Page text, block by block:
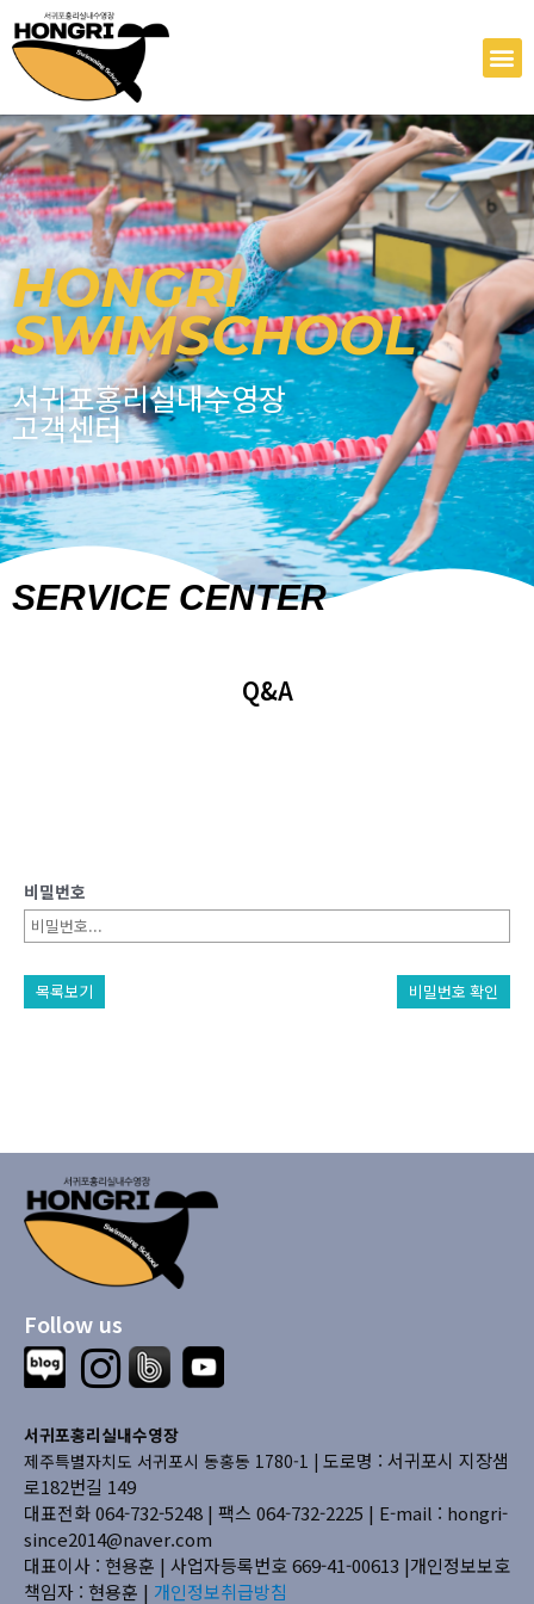
텐
건
너
뛰
기
HONGRI
SWIMSCHOOL
서귀포홍리실내수영장
고객센터
SERVICE CENTER
Q&A
비밀번호
목록보기 비밀번호 확인
Follow us
서귀포홍리실내수영장
제주특별자치도 서귀포시 동홍동 1780-1 | 도로명 : 서귀포시 지장샘
로182번길 149
대표전화 064-732-5248 | 팩스 064-732-2225 | E-mail : hongri-
since2014@naver.com
대표이사 : 현용훈 | 사업자등록번호 669-41-00613 |개인정보보호
책임자 : 현용훈 | 개인정보취급방침